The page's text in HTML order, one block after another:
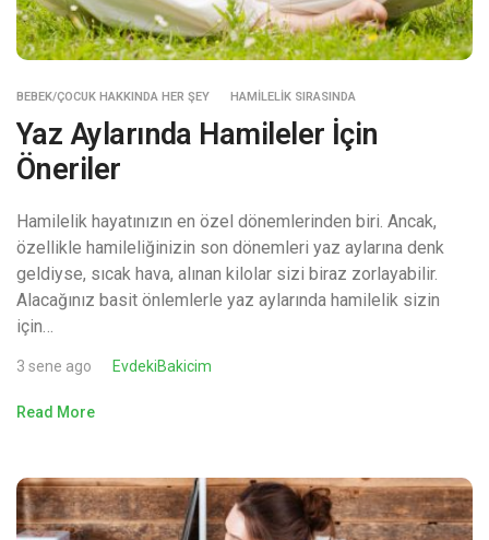
BEBEK/ÇOCUK HAKKINDA HER ŞEY HAMILELIK SIRASINDA
Yaz Aylarında Hamileler İçin
Öneriler
Hamilelik hayatınızın en özel dönemlerinden biri. Ancak,
özellikle hamileliğinizin son dönemleri yaz aylarına denk
geldiyse, sıcak hava, alınan kilolar sizi biraz zorlayabilir.
Alacağınız basit önlemlerle yaz aylarında hamilelik sizin
için…
3 sene ago EvdekiBakicim
Read More